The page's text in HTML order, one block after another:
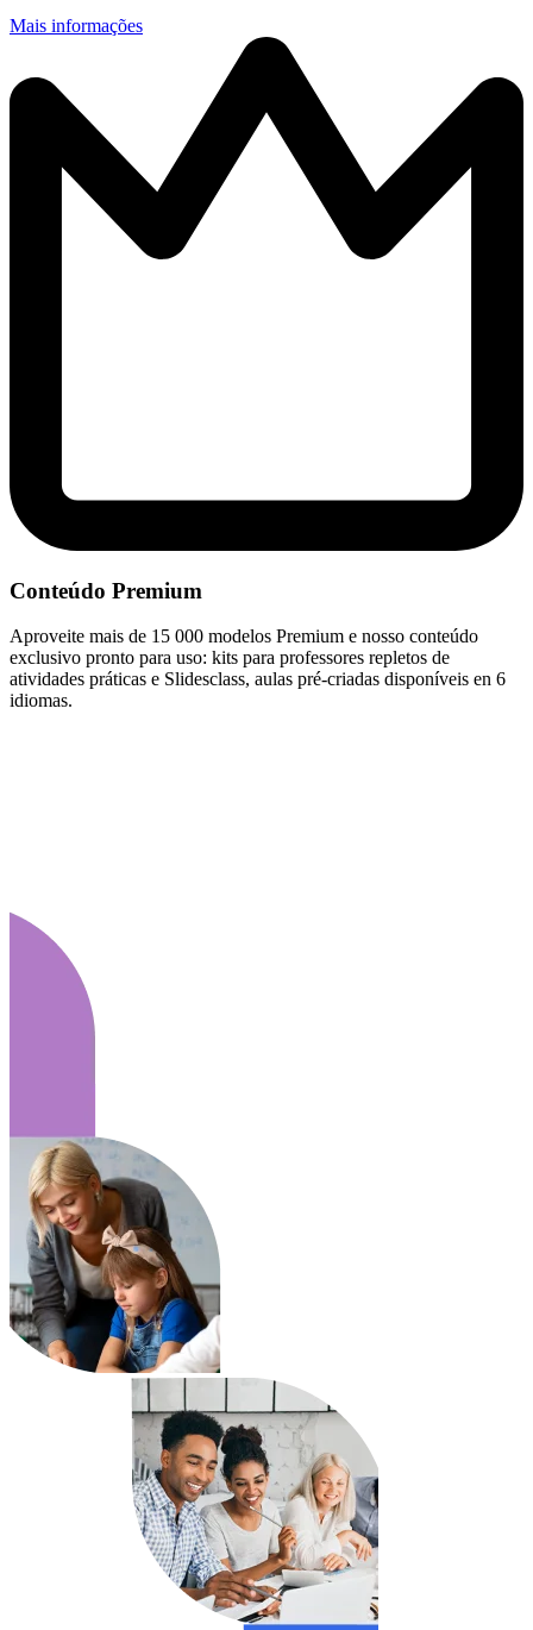
Mais informações
Conteúdo Premium
Aproveite mais de 15 000 modelos Premium e nosso conteúdo
exclusivo pronto para uso: kits para professores repletos de
atividades práticas e Slidesclass, aulas pré-criadas disponíveis en 6
idiomas.